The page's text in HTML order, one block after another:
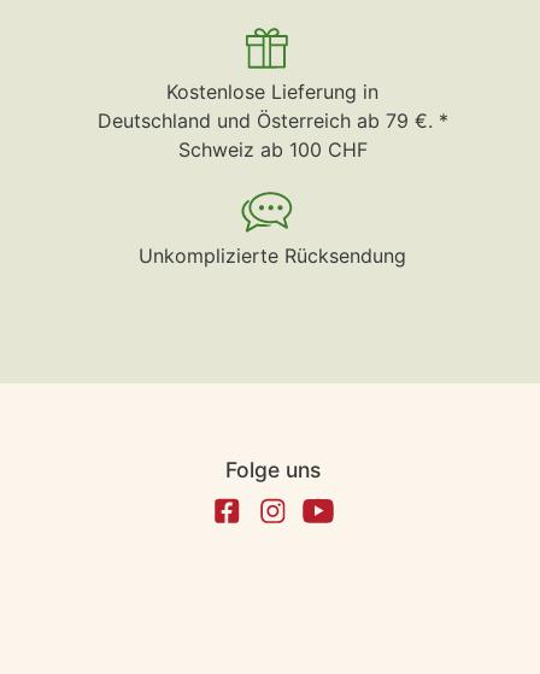
Kostenlose Lieferung in
Deutschland und Österreich ab 79 €. *
Schweiz ab 100 CHF
Unkomplizierte Rücksendung
Folge uns